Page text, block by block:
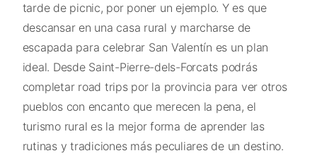
tarde de picnic, por poner un ejemplo. Y es que
descansar en una casa rural y marcharse de
escapada para celebrar San Valentín es un plan
ideal. Desde Saint-Pierre-dels-Forcats podrás
completar road trips por la provincia para ver otros
pueblos con encanto que merecen la pena, el
turismo rural es la mejor forma de aprender las
rutinas y tradiciones más peculiares de un destino.